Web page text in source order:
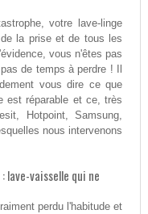
votre lave-linge
la prise et de tous les
vous n'êtes pas
de temps à perdre ! Il
vous dire ce que
est réparable et ce, très
Hotpoint, Samsung,
nous intervenons
vaisselle qui ne
perdu l'habitude et